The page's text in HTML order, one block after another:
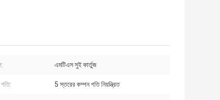
এমটিএস সুই কার্তুজ
5 স্তরের কম্পন গতি নিয়ন্ত্রিত